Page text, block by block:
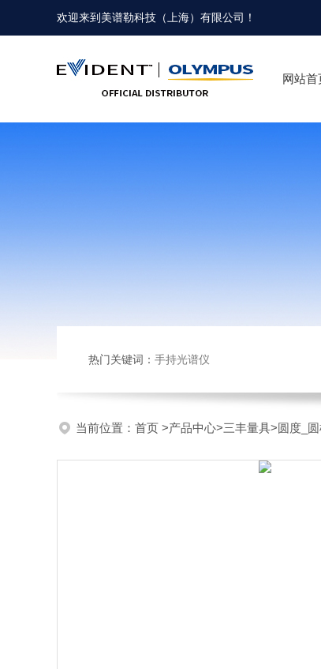
欢迎来到 美谱勒科技（上海）有限公司 ！
网站首
热门关键词： 手持光谱仪
当前位置： 首页 >产品中心>三丰量具>圆度_